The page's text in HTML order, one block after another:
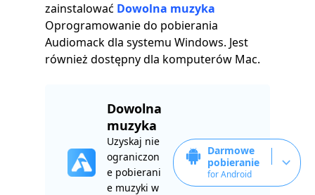
zainstalować Dowolna muzyka
Oprogramowanie do pobierania
Audiomack dla systemu Windows. Jest
również dostępny dla komputerów Mac.
Dowolna
muzyka
Uzyskaj nie
ograniczon
e pobierani
e muzyki w
Darmowe
pobieranie
for Android